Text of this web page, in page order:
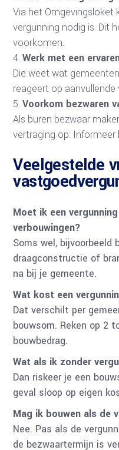
Via het
vergunning nodig is. Dit
voorkomen.
Werk met een
Die weet wat
reageert op aanvullende
Voorkom bezwaren
Als buren bezwaar
vertraging op.
Veelgestelde
Moet ik een
verbouwingen?
Soms wel, bijvoorbeeld
draagconstructie of
na bij je gemeente.
Wat kost een
Dat verschilt per
bouwsom. Reken op 2
bouwbedrag.
Wat als ik zonder
Dan riskeer je een
geval sloop op eigen
Mag ik bouwen als de
Nee. Pas als de
de bezwaartermijn is